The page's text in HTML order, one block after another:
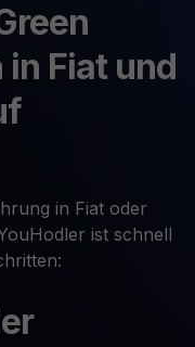
Fiat und
in Fiat oder
ist schnell